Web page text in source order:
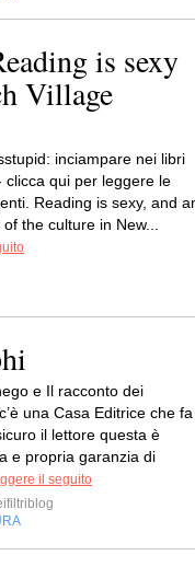
is sexy
Village
inciampare nei libri
clicca qui per leggere le
Reading is sexy, and
the culture in New...
e Il racconto dei
una Casa Editrice che fa
il lettore questa è
e propria garanzia di
il seguito